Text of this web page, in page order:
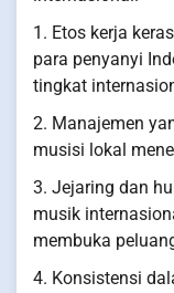
1. Etos kerja
para penyanyi
tingkat
2. Manajemen
musisi lokal
3. Jejaring dan
musik
membuka
4. Konsistensi